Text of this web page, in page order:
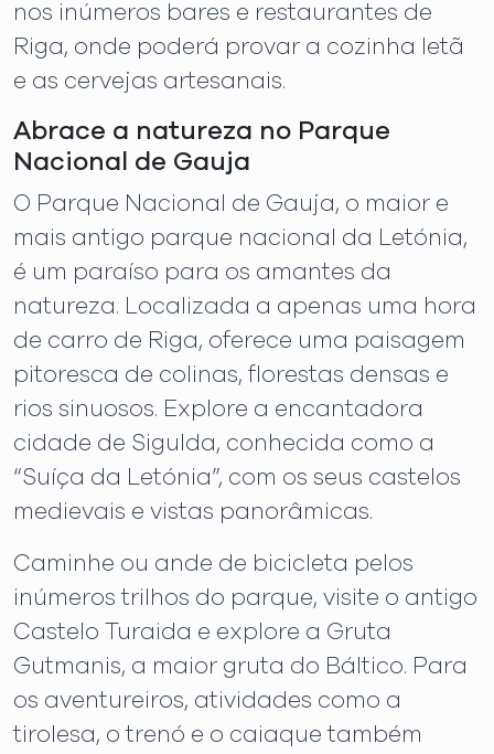
nos inúmeros bares e restaurantes de
Riga, onde poderá provar a cozinha letã
e as cervejas artesanais.
Abrace a natureza no Parque
Nacional de Gauja
O Parque Nacional de Gauja, o maior e
mais antigo parque nacional da Letónia,
é um paraíso para os amantes da
natureza. Localizada a apenas uma hora
de carro de Riga, oferece uma paisagem
pitoresca de colinas, florestas densas e
rios sinuosos. Explore a encantadora
cidade de Sigulda, conhecida como a
“Suíça da Letónia”, com os seus castelos
medievais e vistas panorâmicas.
Caminhe ou ande de bicicleta pelos
inúmeros trilhos do parque, visite o antigo
Castelo Turaida e explore a Gruta
Gutmanis, a maior gruta do Báltico. Para
os aventureiros, atividades como a
tirolesa, o trenó e o caiaque também